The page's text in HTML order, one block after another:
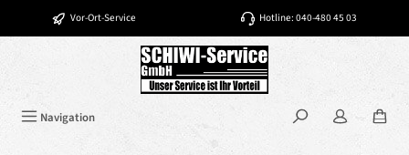
Zum Hauptinhalt springen
Vor-Ort-Service Hotline: 040-480 45 03
Navigation